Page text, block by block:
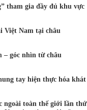
tham gia đầy đủ khu vực
Việt Nam tại châu
– góc nhìn từ châu
tay hiện thực hóa khát
ngoài toàn thế giới lần thứ
/12/2025